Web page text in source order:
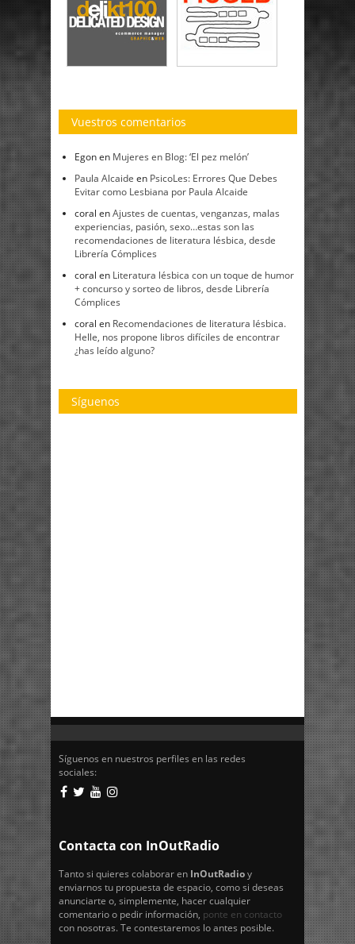
Vuestros comentarios
Egonen Mujeres en Blog: ‘El pez melón’
Paula Alcaide en PsicoLes: Errores Que Debes
Evitar como Lesbiana por Paula Alcaide
coral enAjustes de cuentas, venganzas, malas
experiencias, pasión, sexo…estas son las
recomendaciones de literatura lésbica, desde
Librería Cómplices
coral en Literatura lésbica con un toque de humor
+ concurso y sorteo de libros, desde Librería
Cómplices
coral en Recomendaciones de literatura lésbica.
Helle, nos propone libros difíciles de encontrar
¿has leído alguno?
Síguenos
Síguenos en nuestros perfiles en las redes
sociales:
Contacta con InOutRadio
Tanto si quieres colaborar en InOutRadioy
enviarnos tu propuesta de espacio, como si deseas
anunciarte o, simplemente, hacer cualquier
comentario o pedir información, ponte en contacto
con nosotras. Te contestaremos lo antes posible.